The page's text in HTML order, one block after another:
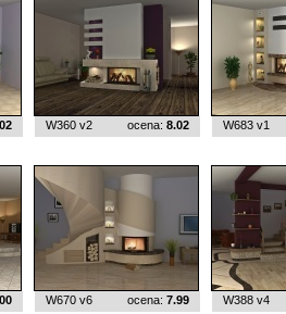
W360 v2 ocena: 8.02 W683 v1
W670 v6 ocena: 7.99 W388 v4